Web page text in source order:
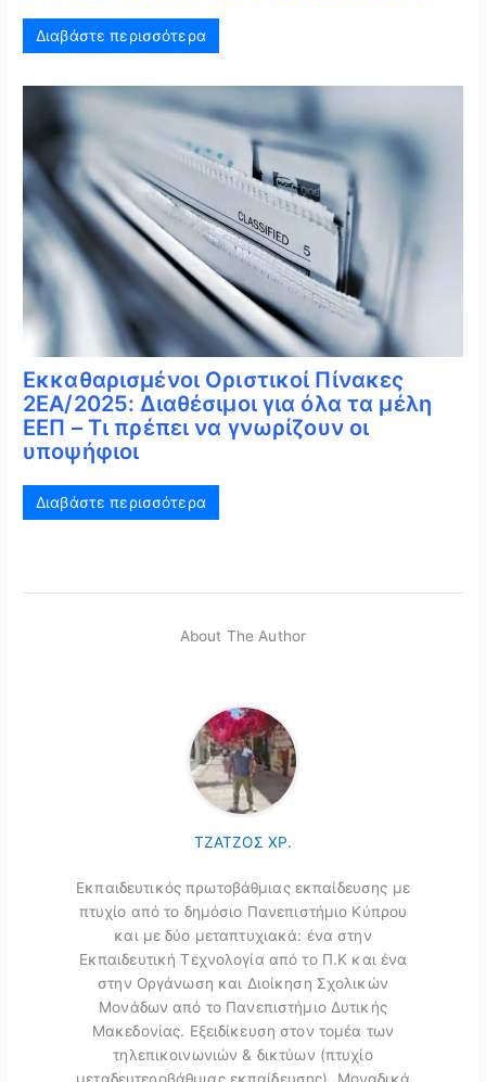
Διαβάστε περισσότερα
Εκκαθαρισμένοι Οριστικοί Πίνακες
2ΕΑ/2025: Διαθέσιμοι για όλα τα μέλη
ΕΕΠ – Τι πρέπει να γνωρίζουν οι
υποψήφιοι
Διαβάστε περισσότερα
About The Author
ΤΖΑΤΖΟΣ ΧΡ.
Εκπαιδευτικός πρωτοβάθμιας εκπαίδευσης με
πτυχίο από το δημόσιο Πανεπιστήμιο Κύπρου
και με δύο μεταπτυχιακά: ένα στην
Εκπαιδευτική Τεχνολογία από το Π.Κ και ένα
στην Οργάνωση και Διοίκηση Σχολικών
Μονάδων από το Πανεπιστήμιο Δυτικής
Μακεδονίας. Εξειδίκευση στον τομέα των
τηλεπικοινωνιών & δικτύων (πτυχίο
μεταδευτεροβάθμιας εκπαίδευσης). Μοναδικά